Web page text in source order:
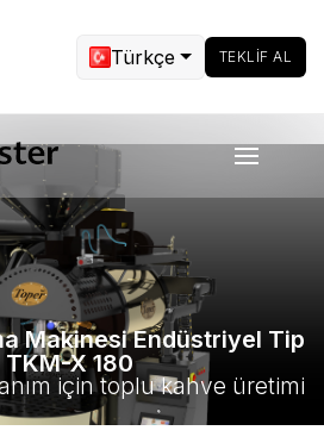
Türkçe TEKLIF AL
Makinesi Endüstriyel Tip
TKM-X 180
için toplu kahve üretimi